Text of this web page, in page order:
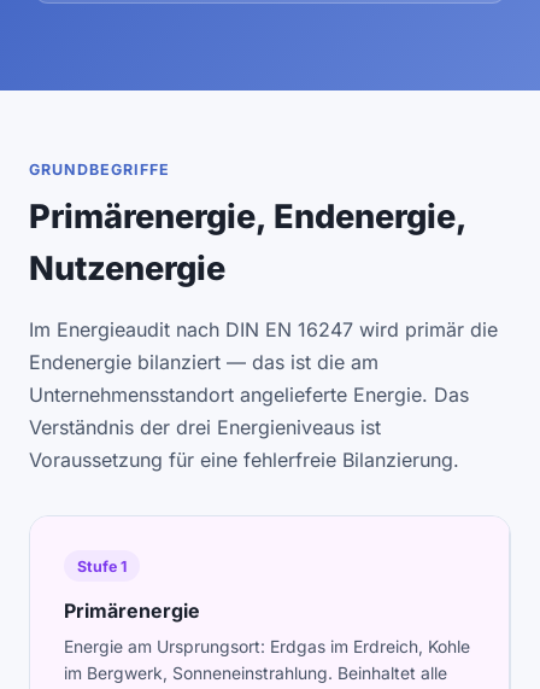
GRUNDBEGRIFFE
Primärenergie, Endenergie,
Nutzenergie
Im Energieaudit nach DIN EN 16247 wird primär die
Endenergie bilanziert — das ist die am
Unternehmensstandort angelieferte Energie. Das
Verständnis der drei Energieniveaus ist
Voraussetzung für eine fehlerfreie Bilanzierung.
Stufe 1
Primärenergie
Energie am Ursprungsort: Erdgas im Erdreich, Kohle
im Bergwerk, Sonneneinstrahlung. Beinhaltet alle